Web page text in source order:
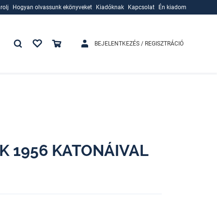
Hogyan olvassunk ekönyveket
Kiadóknak
Kapcsolat Én kiadom
BEJELENTKEZÉS / REGISZTRÁCIÓ
1956 KATONÁIVAL